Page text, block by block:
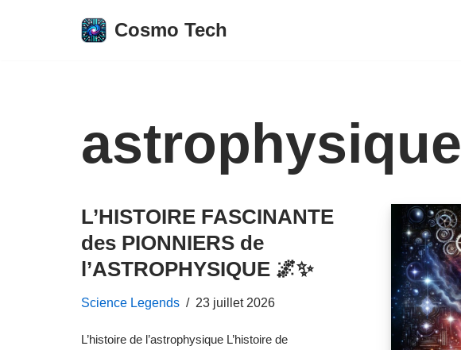
Cosmo Tech
astrophysique
L’HISTOIRE FASCINANTE
des PIONNIERS de
l’ASTROPHYSIQUE 🌌✨
Science Legends 23 juillet 2026
L’histoire de l’astrophysique L’histoire de